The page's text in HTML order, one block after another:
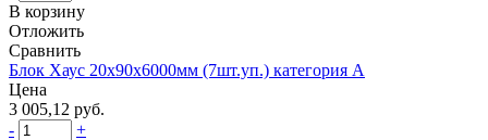
В корзину
Отложить
Сравнить
Блок Хаус 20х90х6000мм (7шт.уп.) категория А
Цена
3 005,12 руб.
-
+